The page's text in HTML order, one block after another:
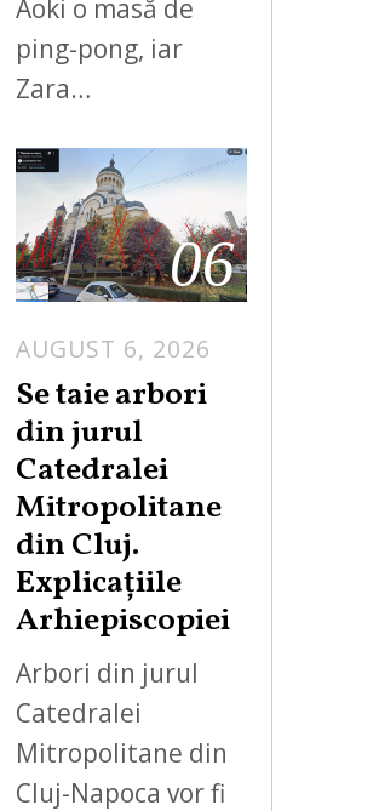
Aoki o masă de
ping-pong, iar
Zara…
06
AUGUST 6, 2026
Se taie arbori
din jurul
Catedralei
Mitropolitane
din Cluj.
Explicațiile
Arhiepiscopiei
Arbori din jurul
Catedralei
Mitropolitane din
Cluj-Napoca vor fi